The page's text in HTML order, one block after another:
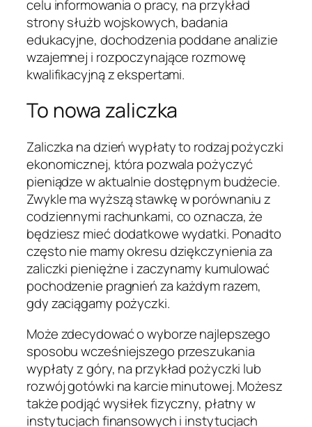
celu informowania o pracy, na przykład
strony służb wojskowych, badania
edukacyjne, dochodzenia poddane analizie
wzajemnej i rozpoczynające rozmowę
kwalifikacyjną z ekspertami.
To nowa zaliczka
Zaliczka na dzień wypłaty to rodzaj pożyczki
ekonomicznej, która pozwala pożyczyć
pieniądze w aktualnie dostępnym budżecie.
Zwykle ma wyższą stawkę w porównaniu z
codziennymi rachunkami, co oznacza, że ​​
będziesz mieć dodatkowe wydatki. Ponadto
często nie mamy okresu dziękczynienia za
zaliczki pieniężne i zaczynamy kumulować
pochodzenie pragnień za każdym razem,
gdy zaciągamy pożyczki.
Może zdecydować o wyborze najlepszego
sposobu wcześniejszego przeszukania
wypłaty z góry, na przykład pożyczki lub
rozwój gotówki na karcie minutowej. Możesz
także podjąć wysiłek fizyczny, płatny w
instytucjach finansowych i instytucjach